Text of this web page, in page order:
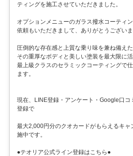
ティングを施工させていただきました。
オプションメニューのガラス撥水コーティ
依頼もいただきまして、ありがとうございま
圧倒的な存在感と上質な乗り味を兼ね備えた
その重厚なボディと美しい塗装を最大限に活
最上級クラスのセラミックコーティングで
ます。
現在、LINE登録・アンケート・Google口コ
登録で
最大2,000円分のクオカードがもらえるキャ
施中です。
●テオリア公式ライン登録はこちら●